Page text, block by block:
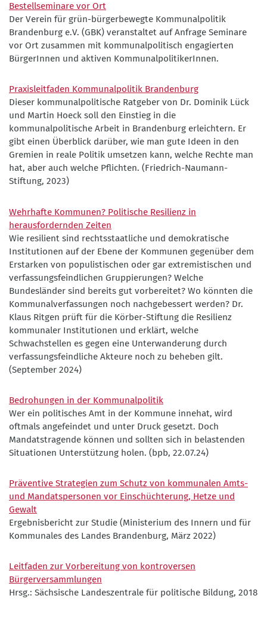
Bestellseminare vor Ort
Der Verein für grün-bürgerbewegte Kommunalpolitik
Brandenburg e.V. (GBK) veranstaltet auf Anfrage Seminare
vor Ort zusammen mit kommunalpolitisch engagierten
BürgerInnen und aktiven KommunalpolitikerInnen.
Praxisleitfaden Kommunalpolitik Brandenburg
Dieser kommunalpolitische Ratgeber von Dr. Dominik Lück
und Martin Hoeck soll den Einstieg in die
kommunalpolitische Arbeit in Brandenburg erleichtern. Er
gibt einen Überblick darüber, wie man gute Ideen in den
Gremien in reale Politik umsetzen kann, welche Rechte man
hat, aber auch welche Pflichten. (Friedrich-Naumann-
Stiftung, 2023)
Wehrhafte Kommunen? Politische Resilienz in
herausfordernden Zeiten
Wie resilient sind rechtsstaatliche und demokratische
Institutionen auf der Ebene der Kommunen gegenüber dem
Erstarken von populistischen oder gar extremistischen und
verfassungsfeindlichen Gruppierungen? Welche
Bundesländer sind bereits gut vorbereitet? Wo könnten die
Kommunalverfassungen noch nachgebessert werden? Dr.
Klaus Ritgen prüft für die Körber-Stiftung die Resilienz
kommunaler Institutionen und erklärt, welche
Schwachstellen es gegen eine Unterwanderung durch
verfassungsfeindliche Akteure noch zu beheben gilt.
(September 2024)
Bedrohungen in der Kommunalpolitik
Wer ein politisches Amt in der Kommune innehat, wird
oftmals angefeindet und unter Druck gesetzt. Doch
Mandatstragende können und sollten sich in belastenden
Situationen Unterstützung holen. (bpb, 22.07.24)
Präventive Strategien zum Schutz von kommunalen Amts-
und Mandatspersonen vor Einschüchterung, Hetze und
Gewalt
Ergebnisbericht zur Studie (Ministerium des Innern und für
Kommunales des Landes Brandenburg, März 2022)
Leitfaden zur Vorbereitung von kontroversen
Bürgerversammlungen
Hrsg.: Sächsische Landeszentrale für politische Bildung, 2018